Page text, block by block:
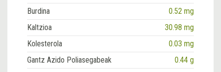
Burdina
0.52 mg
Kaltzioa
30.98 mg
Kolesterola
0.03 mg
Gantz Azido Poliasegabeak
0.44 g